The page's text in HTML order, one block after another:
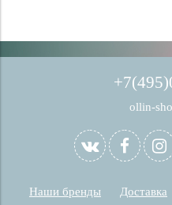
ollin-
Наши бренды Доставка